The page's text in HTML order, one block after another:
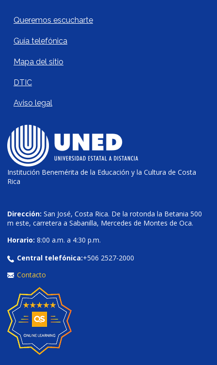
Sitio Web Footer
Queremos escucharte
Guía telefónica
Mapa del sitio
DTIC
Aviso legal
Institución Benemérita de la Educación y la Cultura de Costa
Rica
Dirección: San José, Costa Rica. De la rotonda la Betania 500
m este, carretera a Sabanilla, Mercedes de Montes de Oca.
Horario: 8:00 a.m. a 4:30 p.m.
Central telefónica:+506 2527-2000
Contacto